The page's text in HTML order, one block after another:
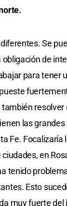
Se
de
para tener
resolver
las grandes
Fe. Focalizaría
en
tenido
Esto
muy fuerte del